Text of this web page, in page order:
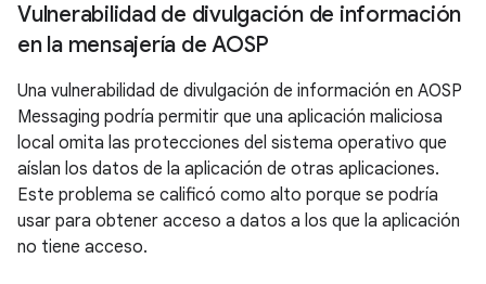
Vulnerabilidad de divulgación de información
en la mensajería de AOSP
Una vulnerabilidad de divulgación de información en AOSP
Messaging podría permitir que una aplicación maliciosa
local omita las protecciones del sistema operativo que
aíslan los datos de la aplicación de otras aplicaciones.
Este problema se calificó como alto porque se podría
usar para obtener acceso a datos a los que la aplicación
no tiene acceso.